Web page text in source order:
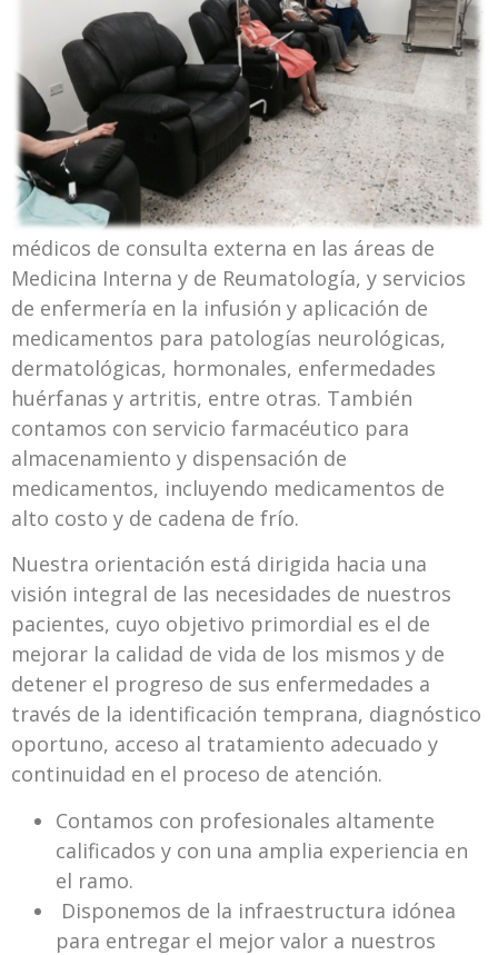
médicos de consulta externa en las áreas de
Medicina Interna y de Reumatología, y servicios
de enfermería en la infusión y aplicación de
medicamentos para patologías neurológicas,
dermatológicas, hormonales, enfermedades
huérfanas y artritis, entre otras. También
contamos con servicio farmacéutico para
almacenamiento y dispensación de
medicamentos, incluyendo medicamentos de
alto costo y de cadena de frío.
Nuestra orientación está dirigida hacia una
visión integral de las necesidades de nuestros
pacientes, cuyo objetivo primordial es el de
mejorar la calidad de vida de los mismos y de
detener el progreso de sus enfermedades a
través de la identificación temprana, diagnóstico
oportuno, acceso al tratamiento adecuado y
continuidad en el proceso de atención.
Contamos con profesionales altamente
calificados y con una amplia experiencia en
el ramo.
Disponemos de la infraestructura idónea
para entregar el mejor valor a nuestros